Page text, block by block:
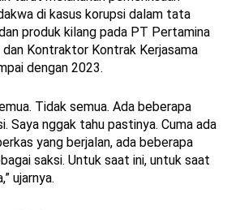
di kasus korupsi dalam tata
produk kilang pada PT Pertamina
Kontraktor Kontrak Kerjasama
dengan 2023.
Tidak semua. Ada beberapa
Saya nggak tahu pastinya. Cuma ada
yang berjalan, ada beberapa
saksi. Untuk saat ini, untuk saat
ujarnya.